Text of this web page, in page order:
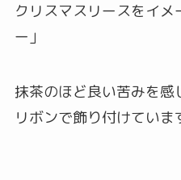
クリスマスリースをイ
ー」
抹茶のほど良い苦みを
リボンで飾り付けていま